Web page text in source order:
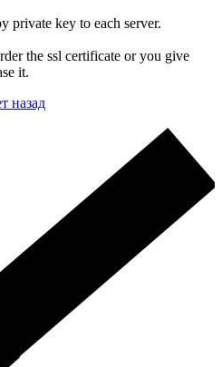
private key to each server.
the ssl certificate or you give
it.
назад